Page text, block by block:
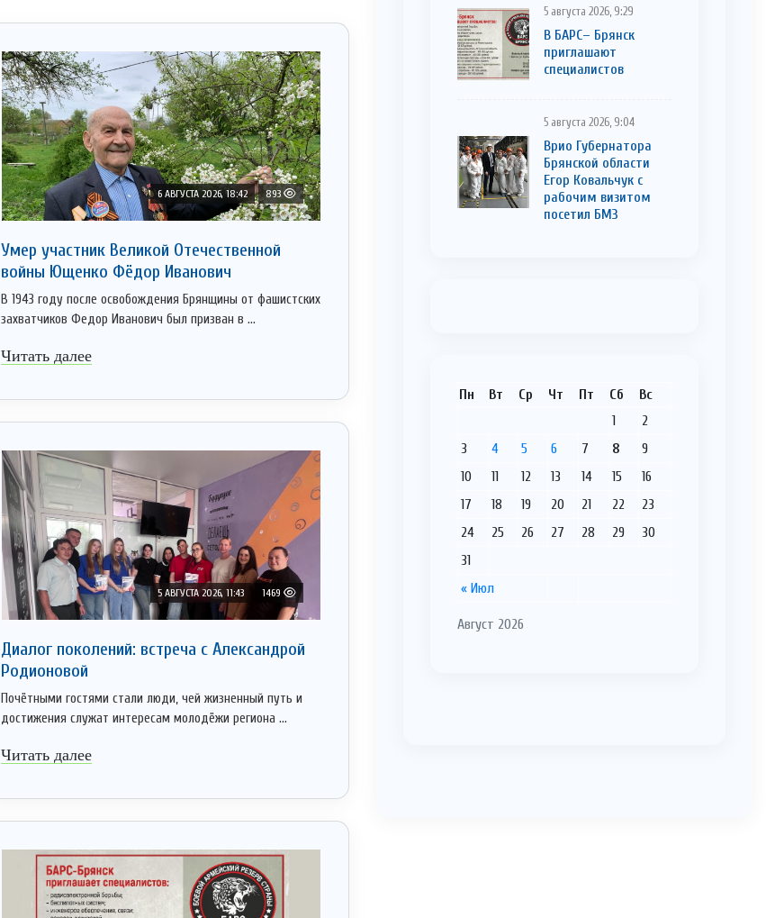
6 АВГУСТА 2026, 18:42 893
Умер участник Великой Отечественной
войны Ющенко Фёдор Иванович
В 1943 году после освобождения Брянщины от фашистских
захватчиков Федор Иванович был призван в ...
Читать далее
5 АВГУСТА 2026, 11:43 1469
Диалог поколений: встреча с Александрой
Родионовой
Почётными гостями стали люди, чей жизненный путь и
достижения служат интересам молодёжи региона ...
Читать далее
5 августа 2026, 9:29
В БАРС– Брянcк
приглaшают
cпециaлистoв
5 августа 2026, 9:04
Врио Губернатора
Брянской области
Егор Ковальчук с
рабочим визитом
посетил БМЗ
Август 2026
Пн Вт Ср Чт Пт Сб Вс
« Июл
1
2
3
4 5 6 7 8
9
10
11 12 13 14 15
16
17
18 19 20 21 22
23
24
25 26 27 28 29
30
31